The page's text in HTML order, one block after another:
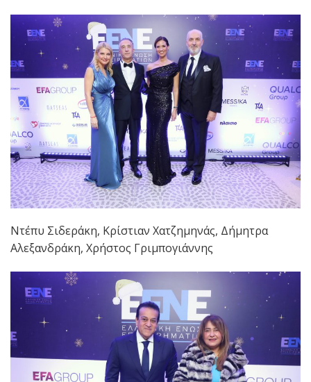
Ντέπυ Σιδεράκη, Κρίστιαν Χατζημηνάς, Δήμητρα
Αλεξανδράκη, Χρήστος Γριμπογιάννης